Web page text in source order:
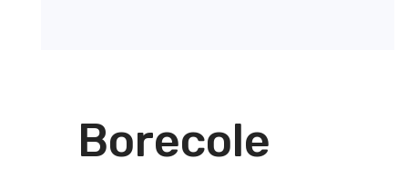
Borecole